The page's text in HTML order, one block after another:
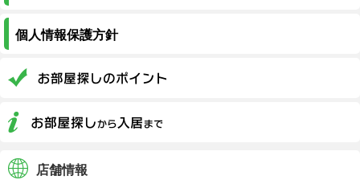
個人情報保護方針
店舗情報